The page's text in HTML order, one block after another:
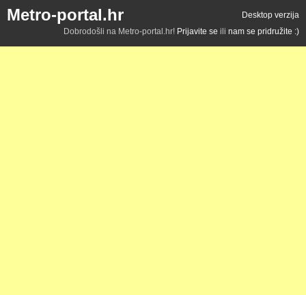
Metro-portal.hr
Desktop verzija
Dobrodošli na Metro-portal.hr! Prijavite se ili nam se pridružite :)